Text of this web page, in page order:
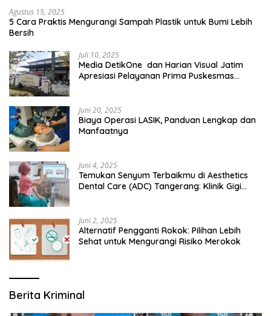
Agustus 15, 2025
5 Cara Praktis Mengurangi Sampah Plastik untuk Bumi Lebih
Bersih
Juli 10, 2025
Media DetikOne dan Harian Visual Jatim
Apresiasi Pelayanan Prima Puskesmas
Juni 20, 2025
Biaya Operasi LASIK, Panduan Lengkap dan
Manfaatnya
Juni 4, 2025
Temukan Senyum Terbaikmu di Aesthetics
Dental Care (ADC) Tangerang: Klinik Gigi
Juni 2, 2025
Alternatif Pengganti Rokok: Pilihan Lebih
Sehat untuk Mengurangi Risiko Merokok
Berita Kriminal